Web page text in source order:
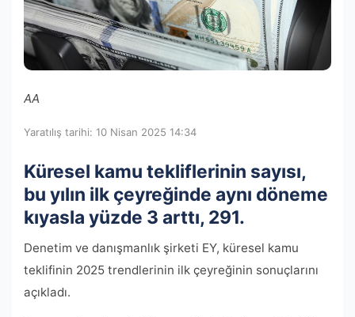
AA
Yaratılış tarihi: 10 Nisan 2025 14:34
Küresel kamu tekliflerinin sayısı,
bu yılın ilk çeyreğinde aynı döneme
kıyasla yüzde 3 arttı, 291.
Denetim ve danışmanlık şirketi EY, küresel kamu
teklifinin 2025 trendlerinin ilk çeyreğinin sonuçlarını
açıkladı.